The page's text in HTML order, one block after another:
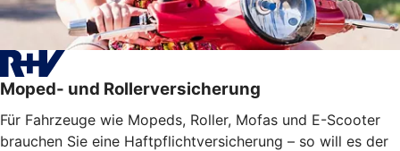
Moped- und Rollerversicherung
Für Fahrzeuge wie Mopeds, Roller, Mofas und E-Scooter
brauchen Sie eine Haftpflichtversicherung – so will es der